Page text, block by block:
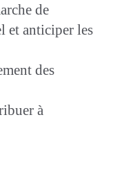
de
et anticiper les
des
à